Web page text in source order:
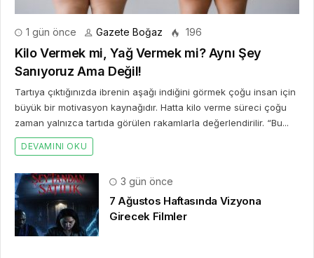
1 gün önce Gazete Boğaz 196
Kilo Vermek mi, Yağ Vermek mi? Aynı Şey
Sanıyoruz Ama Değil!
Tartıya çıktığınızda ibrenin aşağı indiğini görmek çoğu insan için
büyük bir motivasyon kaynağıdır. Hatta kilo verme süreci çoğu
zaman yalnızca tartıda görülen rakamlarla değerlendirilir. “Bu...
DEVAMINI OKU
3 gün önce
7 Ağustos Haftasında Vizyona
Girecek Filmler